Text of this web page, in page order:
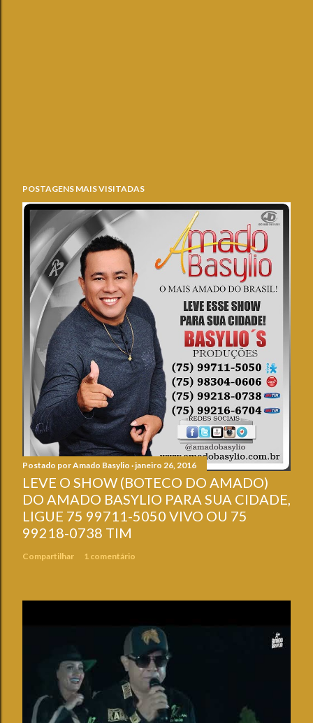
POSTAGENS MAIS VISITADAS
Postado porAmado Basylio janeiro 26, 2016
LEVE O SHOW (BOTECO DO AMADO)
DO AMADO BASYLIO PARA SUA CIDADE,
LIGUE 75 99711-5050 VIVO OU 75
99218-0738 TIM
Compartilhar 1 comentário